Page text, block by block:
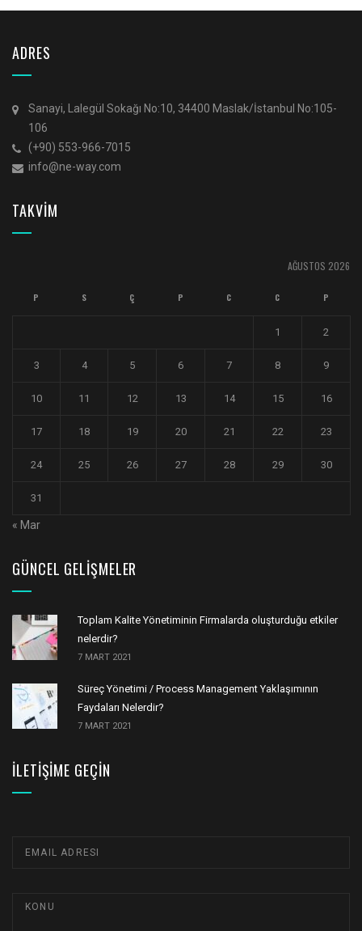
ADRES
Sanayi, Lalegül Sokağı No:10, 34400 Maslak/İstanbul No:105-
106
(+90) 553-966-7015
info@ne-way.com
TAKVİM
AĞUSTOS 2026
P S Ç P C C P
1 2
3 4 5 6 7 8 9
10 11 12 13 14 15 16
17 18 19 20 21 22 23
24 25 26 27 28 29 30
31
« Mar
GÜNCEL GELIŞMELER
Toplam Kalite Yönetiminin Firmalarda oluşturduğu etkiler
nelerdir?
7 MART 2021
Süreç Yönetimi / Process Management Yaklaşımının
Faydaları Nelerdir?
7 MART 2021
İLETIŞIME GEÇIN